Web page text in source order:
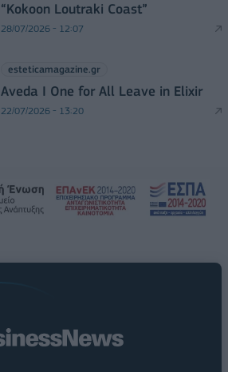
“Kokoon Loutraki Coast”
28/07/2026 - 12:07
esteticamagazine.gr
Aveda I One for All Leave in Elixir
22/07/2026 - 13:20